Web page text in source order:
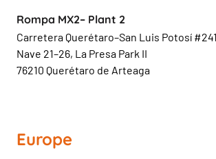
Rompa MX2– Plant 2
Carretera Querétaro–San Luis Potosí
Nave 21–26, La Presa Park II
76210 Querétaro de Arteaga
Europe